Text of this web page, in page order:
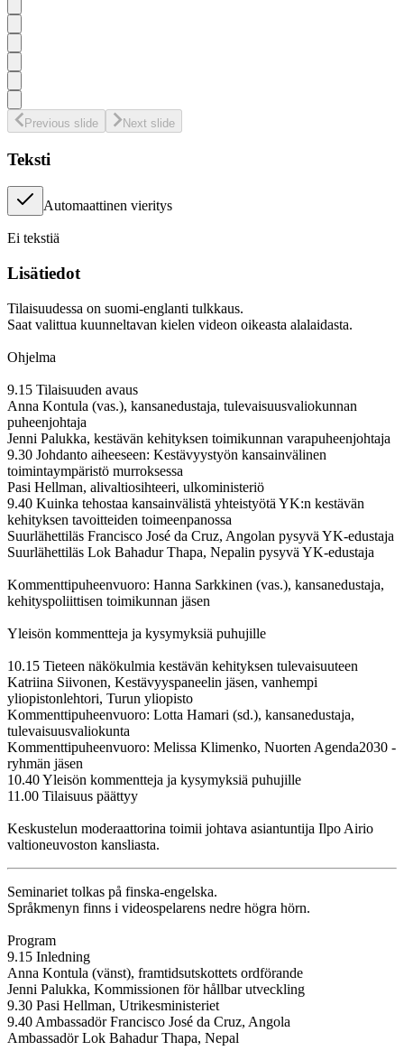
Previous slide Next slide
Teksti
Automaattinen vieritys
Ei tekstiä
Lisätiedot
Tilaisuudessa on suomi-englanti tulkkaus.
Saat valittua kuunneltavan kielen videon oikeasta alalaidasta.
Ohjelma
9.15 Tilaisuuden avaus
Anna Kontula (vas.), kansanedustaja, tulevaisuusvaliokunnan
puheenjohtaja
Jenni Palukka, kestävän kehityksen toimikunnan varapuheenjohtaja
9.30 Johdanto aiheeseen: Kestävyystyön kansainvälinen
toimintaympäristö murroksessa
Pasi Hellman, alivaltiosihteeri, ulkoministeriö
9.40 Kuinka tehostaa kansainvälistä yhteistyötä YK:n kestävän
kehityksen tavoitteiden toimeenpanossa
Suurlähettiläs Francisco José da Cruz, Angolan pysyvä YK-edustaja
Suurlähettiläs Lok Bahadur Thapa, Nepalin pysyvä YK-edustaja
Kommenttipuheenvuoro: Hanna Sarkkinen (vas.), kansanedustaja,
kehityspoliittisen toimikunnan jäsen
Yleisön kommentteja ja kysymyksiä puhujille
10.15 Tieteen näkökulmia kestävän kehityksen tulevaisuuteen
Katriina Siivonen, Kestävyyspaneelin jäsen, vanhempi
yliopistonlehtori, Turun yliopisto
Kommenttipuheenvuoro: Lotta Hamari (sd.), kansanedustaja,
tulevaisuusvaliokunta
Kommenttipuheenvuoro: Melissa Klimenko, Nuorten Agenda2030 -
ryhmän jäsen
10.40 Yleisön kommentteja ja kysymyksiä puhujille
11.00 Tilaisuus päättyy
Keskustelun moderaattorina toimii johtava asiantuntija Ilpo Airio
valtioneuvoston kansliasta.
Seminariet tolkas på finska-engelska.
Språkmenyn finns i videospelarens nedre högra hörn.
Program
9.15 Inledning
Anna Kontula (vänst), framtidsutskottets ordförande
Jenni Palukka, Kommissionen för hållbar utveckling
9.30 Pasi Hellman, Utrikesministeriet
9.40 Ambassadör Francisco José da Cruz, Angola
Ambassadör Lok Bahadur Thapa, Nepal